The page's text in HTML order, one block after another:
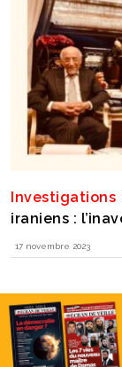
Investigations
iraniens :
17 novembre 2023